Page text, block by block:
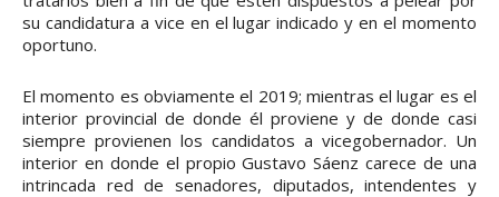
su candidatura a vice en el lugar indicado y en el momento
oportuno.
El momento es obviamente el 2019; mientras el lugar es el
interior provincial de donde él proviene y de donde casi
siempre provienen los candidatos a vicegobernador. Un
interior en donde el propio Gustavo Sáenz carece de una
intrincada red de senadores, diputados, intendentes y